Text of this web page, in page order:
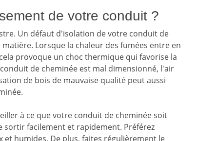
de votre conduit ?
Un défaut d'isolation de votre conduit de
Lorsque la chaleur des fumées entre en
provoque un choc thermique qui favorise la
de cheminée est mal dimensionné, l'air
de bois de mauvaise qualité peut aussi
à ce que votre conduit de cheminée soit
sortir facilement et rapidement. Préférez
et humides. De plus, faites régulièrement le